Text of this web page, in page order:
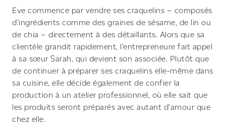
Eve commence par vendre ses craquelins – composés
d’ingrédients comme des graines de sésame, de lin ou
de chia – directement à des détaillants. Alors que sa
clientèle grandit rapidement, l’entrepreneure fait appel
à sa sœur Sarah, qui devient son associée. Plutôt que
de continuer à préparer ses craquelins elle-même dans
sa cuisine, elle décide également de confier la
production à un atelier professionnel, où elle sait que
les produits seront préparés avec autant d’amour que
chez elle.